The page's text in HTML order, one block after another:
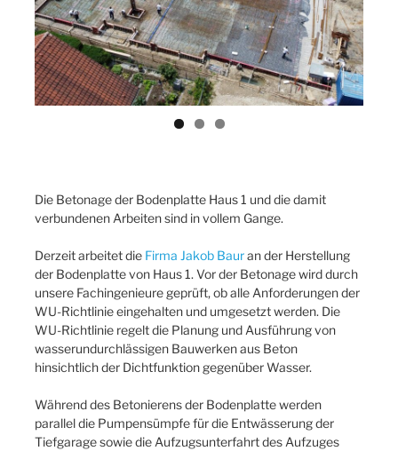
Previ
ous
Next
Die Betonage der Bodenplatte Haus 1 und die damit
verbundenen Arbeiten sind in vollem Gange.
Derzeit arbeitet die Firma Jakob Bauran der Herstellung
der Bodenplatte von Haus 1. Vor der Betonage wird durch
unsere Fachingenieure geprüft, ob alle Anforderungen der
WU-Richtlinie eingehalten und umgesetzt werden. Die
WU-Richtlinie regelt die Planung und Ausführung von
wasserundurchlässigen Bauwerken aus Beton
hinsichtlich der Dichtfunktion gegenüber Wasser.
Während des Betonierens der Bodenplatte werden
parallel die Pumpensümpfe für die Entwässerung der
Tiefgarage sowie die Aufzugsunterfahrt des Aufzuges